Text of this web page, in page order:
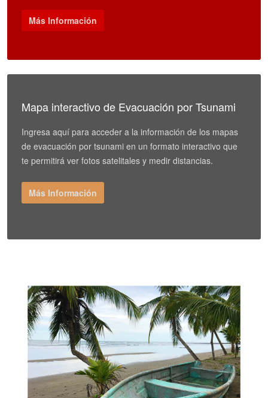
Más Información
Mapa interactivo de Evacuación por Tsunami
Ingresa aquí para acceder a la información de los mapas
de evacuación por tsunami en un formato interactivo que
te permitirá ver fotos satelitales y medir distancias.
Más Información